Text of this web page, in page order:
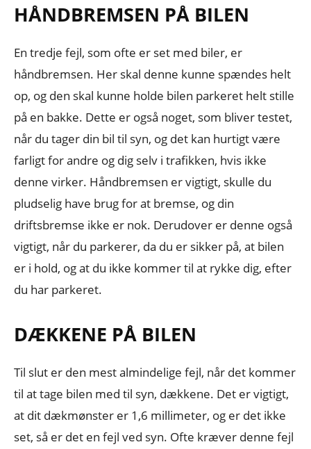
HÅNDBREMSEN PÅ BILEN
En tredje fejl, som ofte er set med biler, er
håndbremsen. Her skal denne kunne spændes helt
op, og den skal kunne holde bilen parkeret helt stille
på en bakke. Dette er også noget, som bliver testet,
når du tager din bil til syn, og det kan hurtigt være
farligt for andre og dig selv i trafikken, hvis ikke
denne virker. Håndbremsen er vigtigt, skulle du
pludselig have brug for at bremse, og din
driftsbremse ikke er nok. Derudover er denne også
vigtigt, når du parkerer, da du er sikker på, at bilen
er i hold, og at du ikke kommer til at rykke dig, efter
du har parkeret.
DÆKKENE PÅ BILEN
Til slut er den mest almindelige fejl, når det kommer
til at tage bilen med til syn, dækkene. Det er vigtigt,
at dit dækmønster er 1,6 millimeter, og er det ikke
set, så er det en fejl ved syn. Ofte kræver denne fejl